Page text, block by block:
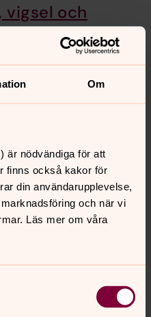
Om
är nödvändiga för att
finns också kakor för
din användarupplevelse,
och när vi
Läs mer om våra
vigsel och
har ett rum och ett
Här delar vi glädje
när ett par vigs, men
finns kyrkan för dig.
någon. Samtalen är
lyssna och samtala kring
kring hur det en gång var,
kanske blir i framtiden.